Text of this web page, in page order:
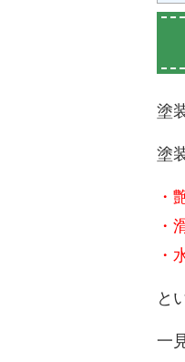
塗
塗
・
・
・
と
一